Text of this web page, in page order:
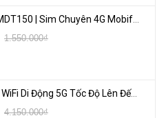
1.550.000₫
ZTE U30 Pro | WiFi Di Động 5G Tốc Độ Lên Đến 500Mbps, Màn Hình Cảm Ứng
4.150.000₫